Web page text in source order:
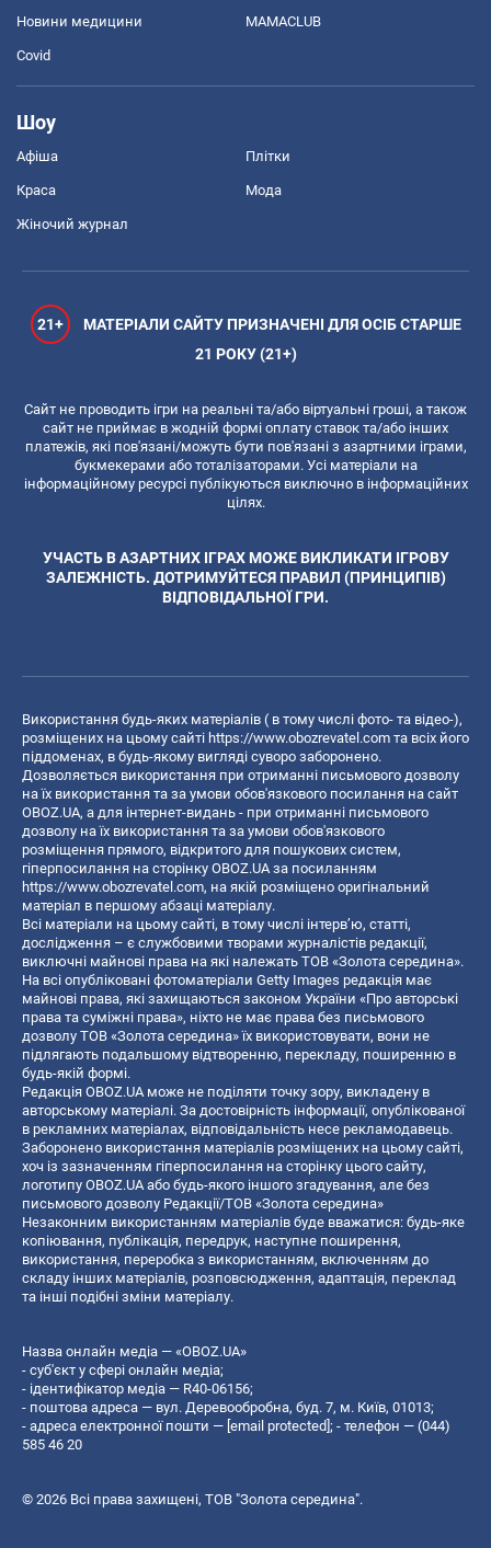
Новини медицини MAMACLUB
Covid
Шоу
Афіша Плітки
Краса Мода
Жіночий журнал
21+
МАТЕРІАЛИ САЙТУ ПРИЗНАЧЕНІ ДЛЯ ОСІБ СТАРШЕ
21 РОКУ (21+)
Сайт не проводить ігри на реальні та/або віртуальні гроші, а також
сайт не приймає в жодній формі оплату ставок та/або інших
платежів, які пов'язані/можуть бути пов'язані з азартними іграми,
букмекерами або тоталізаторами. Усі матеріали на
інформаційному ресурсі публікуються виключно в інформаційних
цілях.
УЧАСТЬ В АЗАРТНИХ ІГРАХ МОЖЕ ВИКЛИКАТИ ІГРОВУ
ЗАЛЕЖНІСТЬ. ДОТРИМУЙТЕСЯ ПРАВИЛ (ПРИНЦИПІВ)
ВІДПОВІДАЛЬНОЇ ГРИ.
Використання будь-яких матеріалів ( в тому числі фото- та відео-),
розміщених на цьому сайті https://www.obozrevatel.com та всіх його
піддоменах, в будь-якому вигляді суворо заборонено.
Дозволяється використання при отриманні письмового дозволу
на їх використання та за умови обов'язкового посилання на сайт
OBOZ.UA, а для інтернет-видань - при отриманні письмового
дозволу на їх використання та за умови обов'язкового
розміщення прямого, відкритого для пошукових систем,
гіперпосилання на сторінку OBOZ.UA за посиланням
https://www.obozrevatel.com, на якій розміщено оригінальний
матеріал в першому абзаці матеріалу.
Всі матеріали на цьому сайті, в тому числі інтерв’ю, статті,
дослідження – є службовими творами журналістів редакції,
виключні майнові права на які належать ТОВ «Золота середина».
На всі опубліковані фотоматеріали Getty Images редакція має
майнові права, які захищаються законом України «Про авторські
права та суміжні права», ніхто не має права без письмового
дозволу ТОВ «Золота середина» їх використовувати, вони не
підлягають подальшому відтворенню, перекладу, поширенню в
будь-якій формі.
Редакція OBOZ.UA може не поділяти точку зору, викладену в
авторському матеріалі. За достовірність інформації, опублікованої
в рекламних матеріалах, відповідальність несе рекламодавець.
Заборонено використання матеріалів розміщених на цьому сайті,
хоч із зазначенням гіперпосилання на сторінку цього сайту,
логотипу OBOZ.UA або будь-якого іншого згадування, але без
письмового дозволу Редакції/ТОВ «Золота середина»
Незаконним використанням матеріалів буде вважатися: будь-яке
копiювання, публiкацiя, передрук, наступне поширення,
використання, переробка з використанням, включенням до
складу інших матеріалів, розповсюдження, адаптація, переклад
та інші подібні зміни матеріалу.
Назва онлайн медіа — «OBOZ.UA»
- суб'єкт у сфері онлайн медіа;
- ідентифікатор медіа — R40-06156;
- поштова адреса — вул. Деревообробна, буд. 7, м. Київ, 01013;
- адреса електронної пошти — [email protected]; - телефон — (044)
585 46 20
© 2026 Всі права захищені, ТОВ "Золота середина".